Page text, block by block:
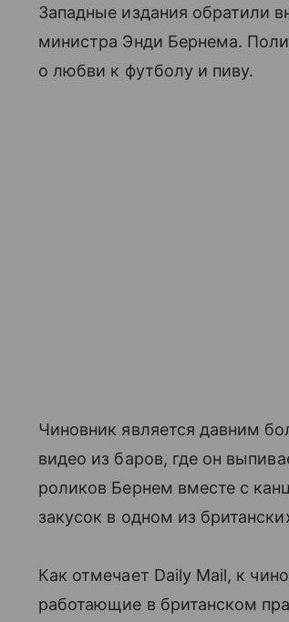
Западные издания обратили
министра Энди Бернема.
о любви к футболу и пиву.
Чиновник является давним
видео из баров, где он
роликов Бернем вместе с
закусок в одном из
Как отмечает Daily Mail, к
работающие в британском